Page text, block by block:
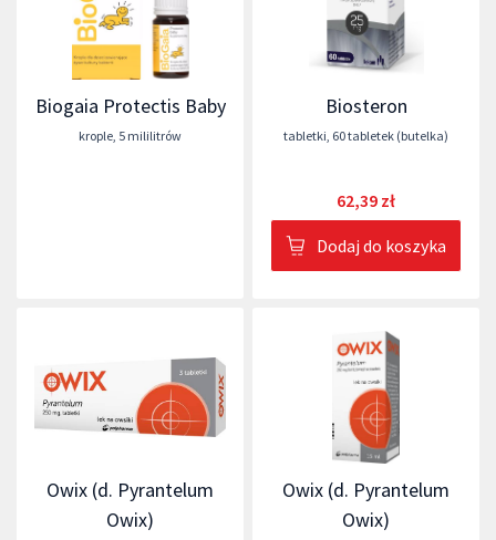
Biogaia Protectis Baby
krople, 5 mililitrów
Biosteron
tabletki, 60 tabletek (butelka)
62,39 zł
Dodaj do koszyka
Owix (d. Pyrantelum
Owix)
Owix (d. Pyrantelum
Owix)